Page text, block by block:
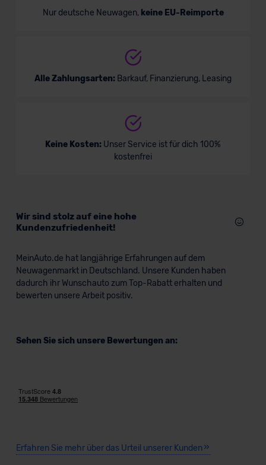
Nur deutsche Neuwagen, keine EU-Reimporte
Alle Zahlungsarten: Barkauf, Finanzierung, Leasing
Keine Kosten: Unser Service ist für dich 100%
kostenfrei
Wir sind stolz auf eine hohe
Kundenzufriedenheit!
MeinAuto.de hat langjährige Erfahrungen auf dem
Neuwagenmarkt in Deutschland. Unsere Kunden haben
dadurch ihr Wunschauto zum Top-Rabatt erhalten und
bewerten unsere Arbeit positiv.
Sehen Sie sich unsere Bewertungen an:
Erfahren Sie mehr über das Urteil unserer Kunden